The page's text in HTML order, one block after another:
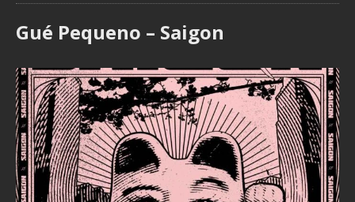
Gué Pequeno – Saigon